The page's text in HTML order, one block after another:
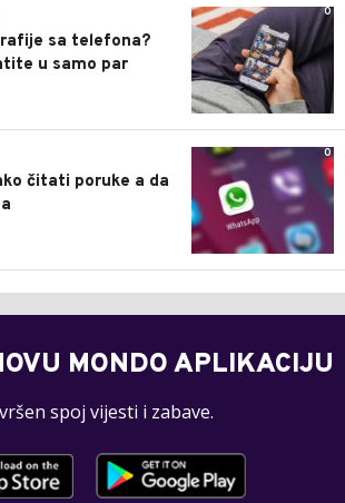
0
sa telefona?
u samo par
0
čitati poruke a da
MONDO APLIKACIJU
spoj vijesti i zabave.